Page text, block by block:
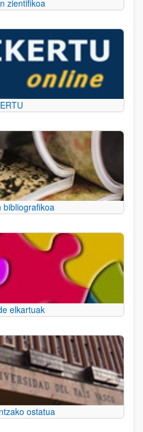
zientifikoa
bibliografikoa
elkartuak
ostatua